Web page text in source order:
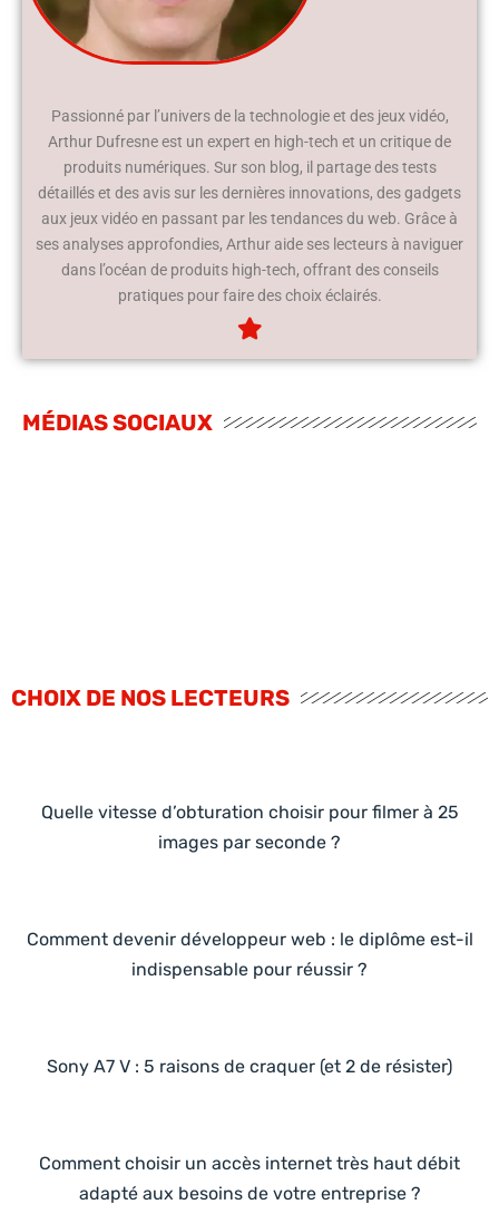
Passionné par l’univers de la technologie et des jeux vidéo,
Arthur Dufresne est un expert en high-tech et un critique de
produits numériques. Sur son blog, il partage des tests
détaillés et des avis sur les dernières innovations, des gadgets
aux jeux vidéo en passant par les tendances du web. Grâce à
ses analyses approfondies, Arthur aide ses lecteurs à naviguer
dans l’océan de produits high-tech, offrant des conseils
pratiques pour faire des choix éclairés.
MÉDIAS SOCIAUX
CHOIX DE NOS LECTEURS
Quelle vitesse d’obturation choisir pour filmer à 25
images par seconde ?
Comment devenir développeur web : le diplôme est-il
indispensable pour réussir ?
Sony A7 V : 5 raisons de craquer (et 2 de résister)
Comment choisir un accès internet très haut débit
adapté aux besoins de votre entreprise ?